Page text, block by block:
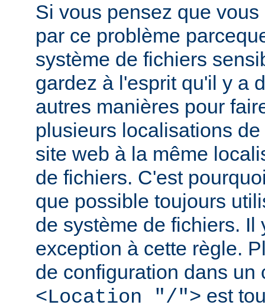
Si vous pensez que
par ce problème
système de fichiers
gardez à l'esprit qu'il y a
autres manières pour
plusieurs localisations
site web à la même
de fichiers. C'est
que possible toujours
de système de fichiers. Il
exception à cette règle.
de configuration dans un
<Location "/"> est